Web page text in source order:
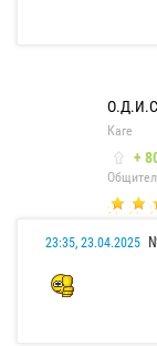
Каге
+
23:35, 23.04.2025